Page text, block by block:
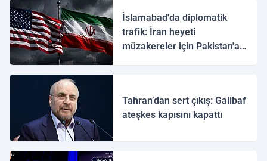
İslamabad'da diplomatik
trafik: İran heyeti
müzakereler için Pakistan'a
Tahran’dan sert çıkış: Galibaf
ateşkes kapısını kapattı